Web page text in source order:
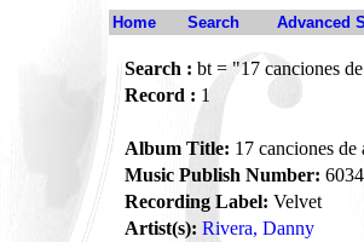
Home Search Advanced
Search : bt = "17 canciones
Record : 1
Album Title: 17 canciones de
Music Publish Number: 6034
Recording Label: Velvet
Artist(s): Rivera, Danny